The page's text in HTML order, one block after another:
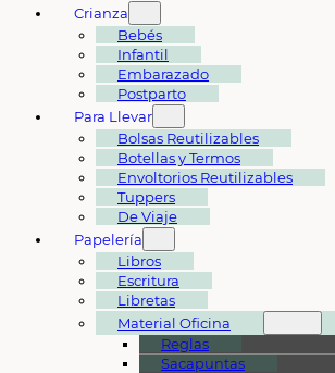
Crianza
Bebés
Infantil
Embarazado
Postparto
Para Llevar
Bolsas Reutilizables
Botellas y Termos
Envoltorios Reutilizables
Tuppers
De Viaje
Papelería
Libros
Escritura
Libretas
Material Oficina
Reglas
Sacapuntas